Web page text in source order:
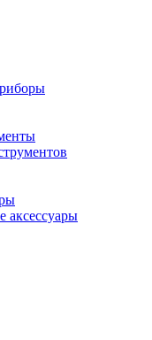
аксессуары